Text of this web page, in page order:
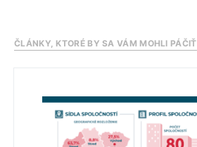
ČLÁNKY, KTORÉ BY SA VÁM MOHLI PÁČIŤ